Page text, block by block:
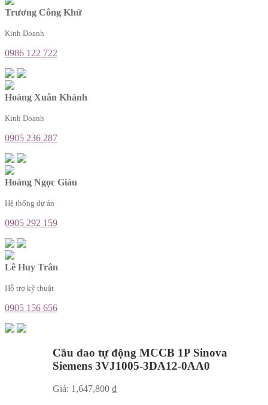
Trương Công Khứ
Kinh Doanh
0986 122 722
Hoàng Xuân Khánh
Kinh Doanh
0905 236 287
Hoàng Ngọc Giàu
Hệ thống dự án
0905 292 159
Lê Huy Trân
Hỗ trợ kỹ thuật
0905 156 656
Cầu dao tự động MCCB 1P Sinova
Siemens 3VJ1005-3DA12-0AA0
Giá: 1,647,800 ₫